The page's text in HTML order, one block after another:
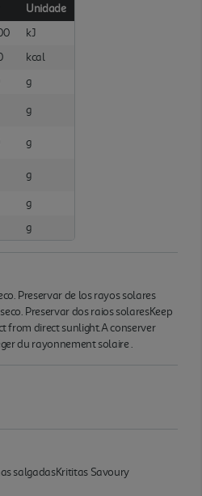
Unidade
kJ
kcal
g
g
g
g
g
g
Preservar de los rayos solares
Preservar dos raios solaresKeep
from direct sunlight.A conserver
du rayonnement solaire .
salgadasKrititas Savoury